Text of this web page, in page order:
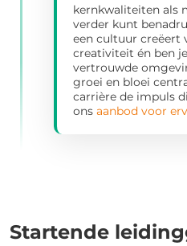
kernkwaliteiten als
verder kunt
een cultuur creëert
creativiteit én ben
vertrouwde
groei en bloei
carrière de impuls
ons aanbod voor
Startende